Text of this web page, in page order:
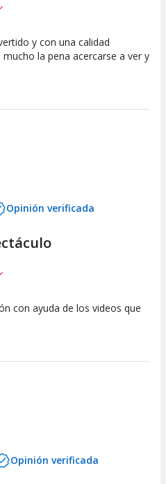
7.5
y con una calidad
la pena acercarse a ver y
Opinión verificada
10
con ayuda de los videos que
Opinión verificada